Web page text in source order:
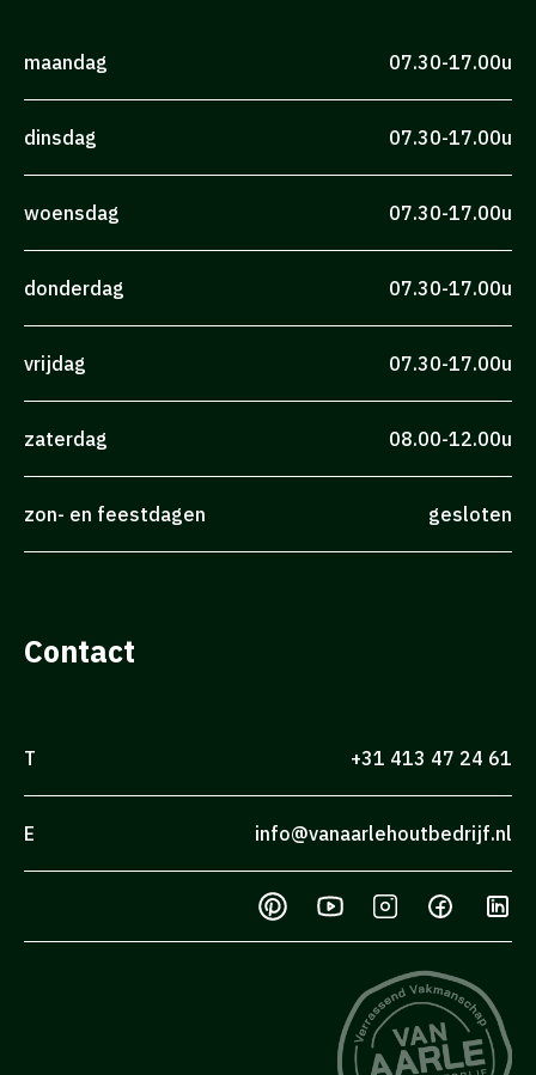
maandag 07.30-17.00u
dinsdag 07.30-17.00u
woensdag 07.30-17.00u
donderdag 07.30-17.00u
vrijdag 07.30-17.00u
zaterdag 08.00-12.00u
zon- en feestdagen gesloten
Contact
T +31 413 47 24 61
E info@vanaarlehoutbedrijf.nl